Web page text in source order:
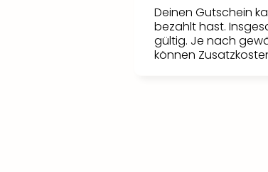
Deinen Gutschein
bezahlt hast.
gültig. Je nach
können